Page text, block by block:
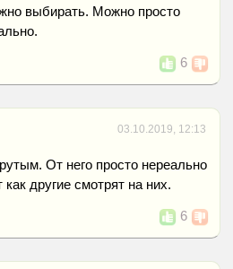
выбирать. Можно просто
6
03.10.2019, 12:13
От него просто нереально
другие смотрят на них.
6